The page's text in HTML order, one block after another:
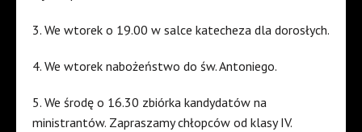
3. We wtorek o 19.00 w salce katecheza dla dorosłych.
4. We wtorek nabożeństwo do św. Antoniego.
5. We środę o 16.30 zbiórka kandydatów na
ministrantów. Zapraszamy chłopców od klasy IV.